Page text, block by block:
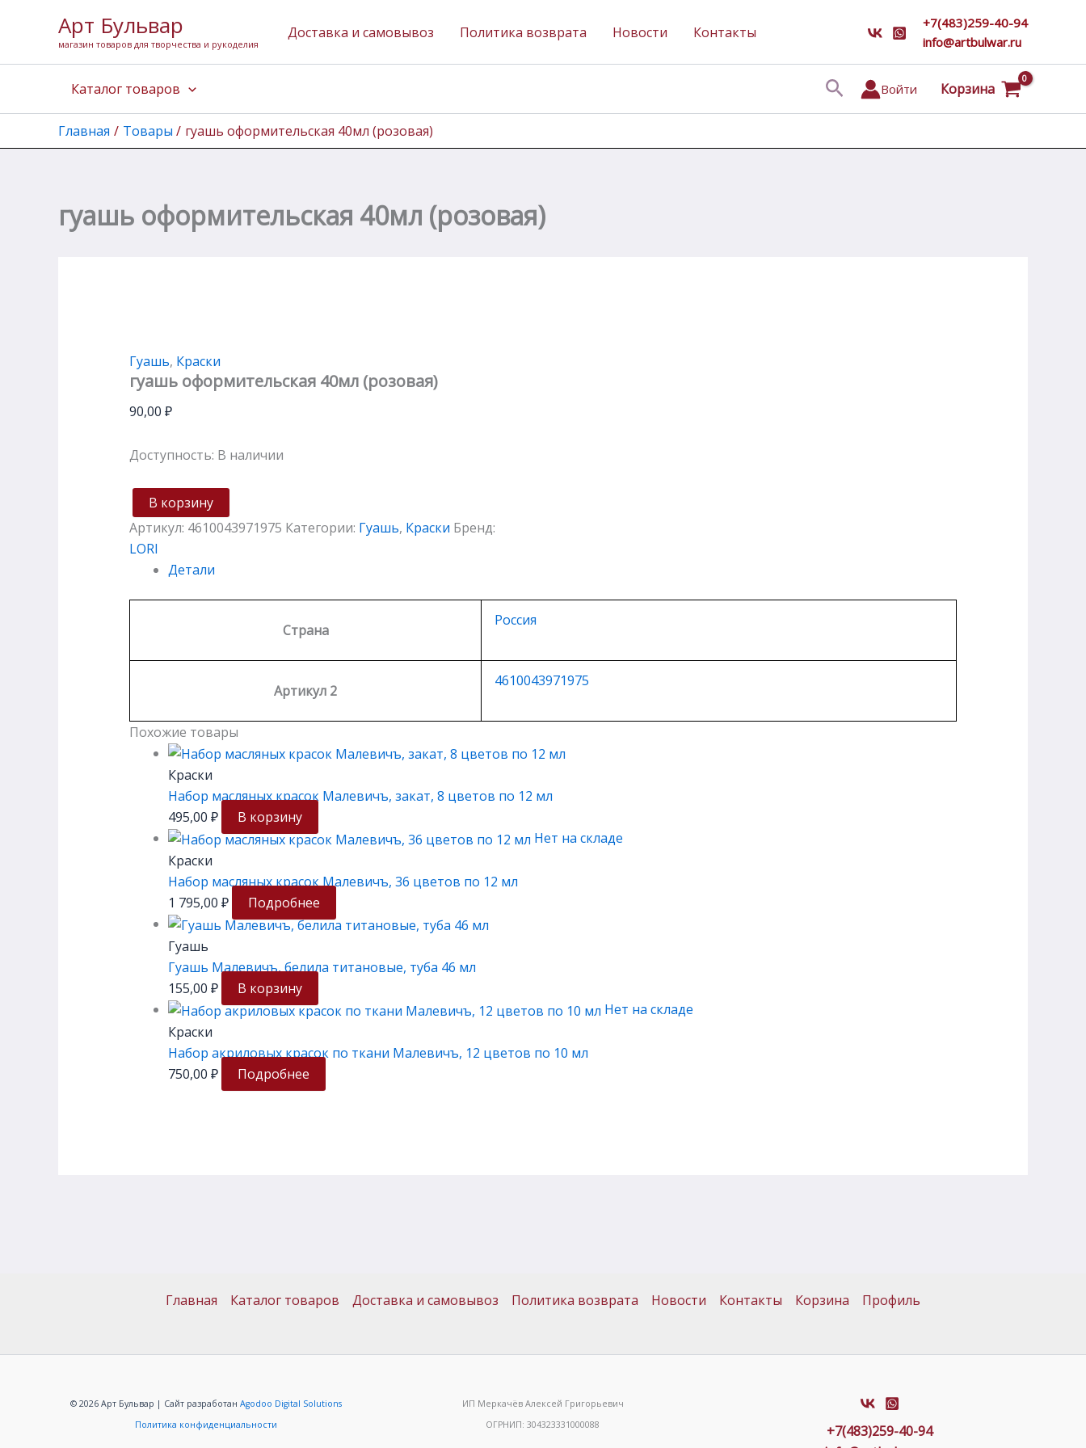
содержимому
Арт Бульвар
магазин товаров для творчества и рукоделия
Доставка и самовывоз Политика возврата Новости Контакты
+7(483)259-40-94
info@artbulwar.ru
Каталог товаров ПоискВойти Корзина
Главная Товары гуашь оформительская 40мл (розовая)
гуашь оформительская 40мл (розовая)
Гуашь, Краски
гуашь оформительская 40мл (розовая)
90,00 ₽
Доступность: В наличии
товара
гуашь
оформительская
(розовая)
В корзину
Артикул: 4610043971975 Категории: Гуашь, Краски Бренд:
LORI
Детали
Страна
Россия
Артикул 2
4610043971975
Похожие товары
Краски
Набор масляных красок Малевичъ, закат, 8 цветов по 12 мл
495,00 ₽
В корзину
Нет на складе
Краски
Набор масляных красок Малевичъ, 36 цветов по 12 мл
1 795,00 ₽ Подробнее
Гуашь
Гуашь Малевичъ, белила титановые, туба 46 мл
155,00 ₽
В корзину
Нет на складе
Краски
Набор акриловых красок по ткани Малевичъ, 12 цветов по 10 мл
750,00 ₽ Подробнее
Главная Каталог товаров Доставка и самовывоз Политика возврата Новости Контакты Корзина Профиль
© 2026 Арт Бульвар | Сайт разработанAgodoo Digital Solutions
Политика конфиденциальности
ИП Меркачёв Алексей Григорьевич
ОГРНИП: 304323331000088
+7(483)259-40-94